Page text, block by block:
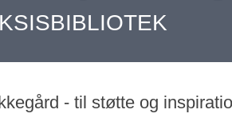
- til støtte og